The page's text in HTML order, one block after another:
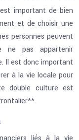
important de bien
et de choisir une
personnes peuvent
ne pas appartenir
Il est donc important
à la vie locale pour
double culture est